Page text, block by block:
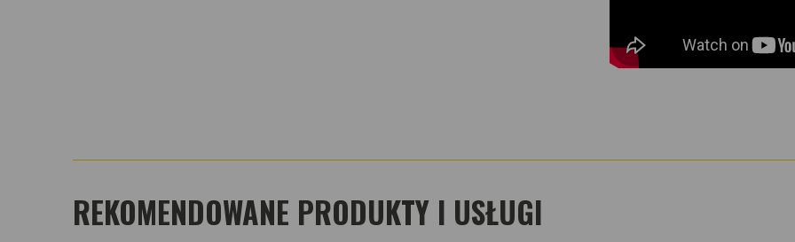
ACY 009127, ACY
ACY 009130, ACY
ACY 009145, ACY
REKOMENDOWANE PRODUKTY I USŁUGI